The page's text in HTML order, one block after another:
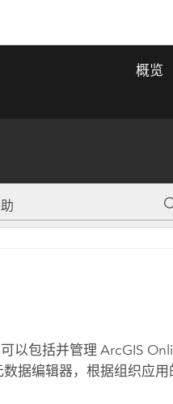
基于角色的 ArcGIS 访问
Esri 产品、合作伙伴产品
境的关系。
面向 ArcGIS 用户的实用
行业新闻和 ArcGIS 更新
概览
可以包括并管理ArcGIS
据编辑器，根据组织应用